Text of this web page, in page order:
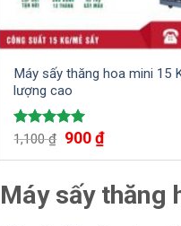
Máy sấy thăng hoa mini 15
lượng cao
Được xếp
1,100₫ 900₫
Máy sấy thăng